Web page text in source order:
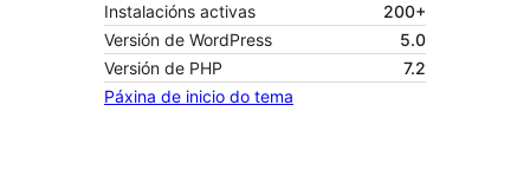
Instalacións activas
200+
Versión de WordPress
5.0
Versión de PHP
7.2
Páxina de inicio do tema